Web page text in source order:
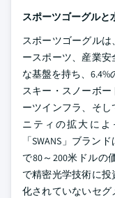
スポーツゴーグルと
スポーツゴーグル
ースポーツ、産業
な基盤を持ち、6.4%
スキー・スノーボ
ーツインフラ、そ
ニティの拡大に
「SWANS」ブラン
で80～200米ドルの
で精密光学技術に
化されていないセ